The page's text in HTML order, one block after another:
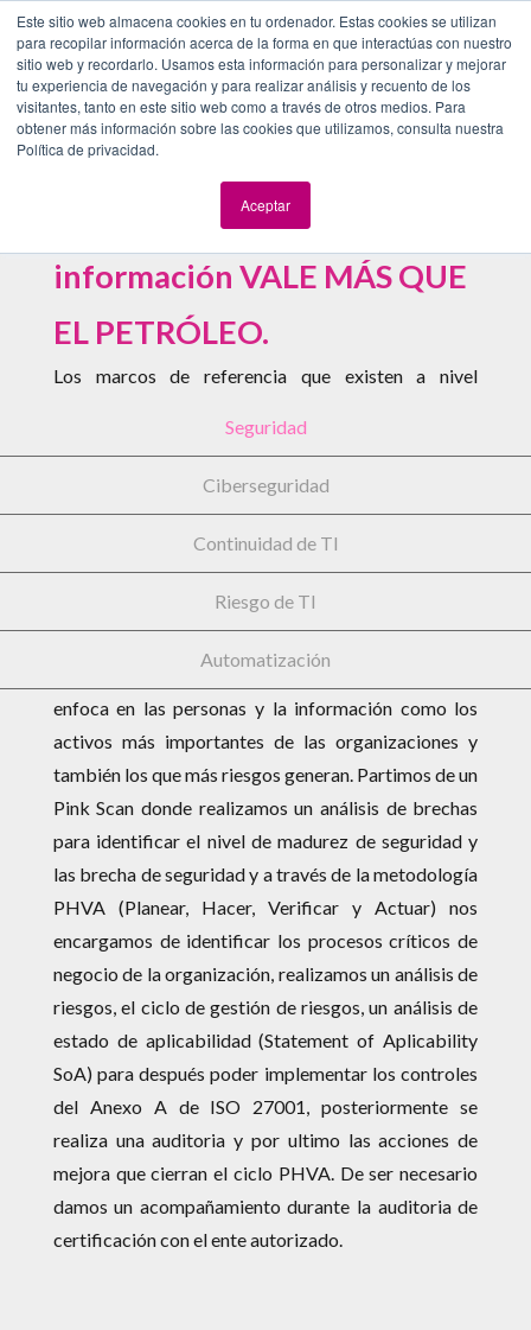
Este sitio web almacena cookies en tu ordenador. Estas cookies se utilizan
para recopilar información acerca de la forma en que interactúas con nuestro
sitio web y recordarlo. Usamos esta información para personalizar y mejorar
tu experiencia de navegación y para realizar análisis y recuento de los
visitantes, tanto en este sitio web como a través de otros medios. Para
obtener más información sobre las cookies que utilizamos, consulta nuestra
Política de privacidad.
Aceptar
SEGURIDAD DE LA INFORMACIÓN
Brindamos tranquilidad a las
organizaciones con servicios integrales
que protegen la confidencialidad,
integridad y disponibilidad de los
activos más valiosos: las personas y la
Seguridad
Ciberseguridad
Continuidad de TI
Riesgo de TI
Automatización
Según Brittany Kaiser (The
great hack) desde 2018 la
información VALE MÁS QUE
EL PETRÓLEO.
Los marcos de referencia que existen a nivel
intereses de distintos sectores, siendo ISO 27001 el
estándar que es aplicable a cualquier organización
no importando su giro, ubicación ni tamaño y se
enfoca en salvaguardar la confidencialidad,
integridad y disponibilidad de la información.
implementación o alineación estratégica que se
enfoca en las personas y la información como los
activos más importantes de las organizaciones y
también los que más riesgos generan. Partimos de un
Pink Scan donde realizamos un análisis de brechas
para identificar el nivel de madurez de seguridad y
las brecha de seguridad y a través de la metodología
PHVA (Planear, Hacer, Verificar y Actuar) nos
encargamos de identificar los procesos críticos de
negocio de la organización, realizamos un análisis de
riesgos, el ciclo de gestión de riesgos, un análisis de
estado de aplicabilidad (Statement of Aplicability
SoA) para después poder implementar los controles
del Anexo A de ISO 27001, posteriormente se
realiza una auditoria y por ultimo las acciones de
mejora que cierran el ciclo PHVA. De ser necesario
damos un acompañamiento durante la auditoria de
certificación con el ente autorizado.